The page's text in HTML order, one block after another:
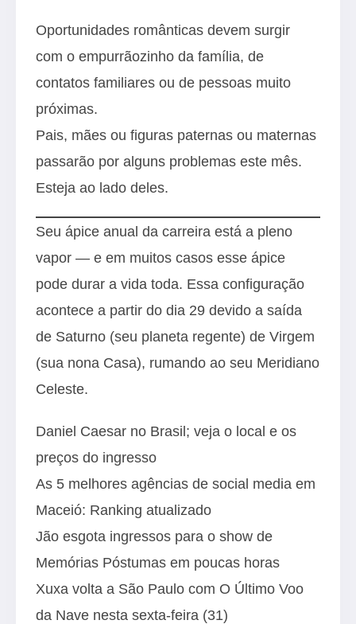
Oportunidades românticas devem surgir
com o empurrãozinho da família, de
contatos familiares ou de pessoas muito
próximas.
Pais, mães ou figuras paternas ou maternas
passarão por alguns problemas este mês.
Esteja ao lado deles.
Seu ápice anual da carreira está a pleno
vapor — e em muitos casos esse ápice
pode durar a vida toda. Essa configuração
acontece a partir do dia 29 devido a saída
de Saturno (seu planeta regente) de Virgem
(sua nona Casa), rumando ao seu Meridiano
Celeste.
Daniel Caesar no Brasil; veja o local e os
preços do ingresso
As 5 melhores agências de social media em
Maceió: Ranking atualizado
Jão esgota ingressos para o show de
Memórias Póstumas em poucas horas
Xuxa volta a São Paulo com O Último Voo
da Nave nesta sexta-feira (31)